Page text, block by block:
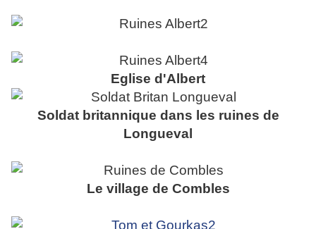
Eglise d'Albert
Soldat britannique dans les ruines de
Longueval
Le village de Combles